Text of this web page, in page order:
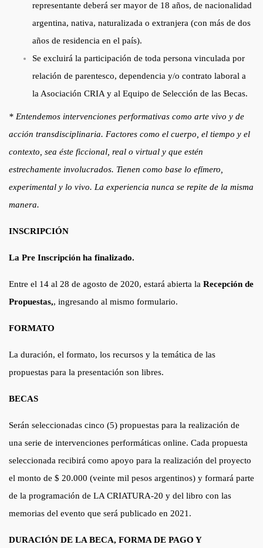
representante deberá ser mayor de 18 años, de nacionalidad
argentina, nativa, naturalizada o extranjera (con más de dos
años de residencia en el país).
Se excluirá la participación de toda persona vinculada por
relación de parentesco, dependencia y/o contrato laboral a
la Asociación CRIA y al Equipo de Selección de las Becas.
* Entendemos intervenciones performativas como arte vivo y de
acción transdisciplinaria. Factores como el cuerpo, el tiempo y el
contexto, sea éste ficcional, real o virtual y que estén
estrechamente involucrados. Tienen como base lo efímero,
experimental y lo vivo. La experiencia nunca se repite de la misma
manera.
INSCRIPCIÓN
La Pre Inscripción ha finalizado.
Entre el 14 al 28 de agosto de 2020, estará abierta la Recepción de
Propuestas,, ingresando al mismo formulario.
FORMATO
La duración, el formato, los recursos y la temática de las
propuestas para la presentación son libres.
BECAS
Serán seleccionadas cinco (5) propuestas para la realización de
una serie de intervenciones performáticas online. Cada propuesta
seleccionada recibirá como apoyo para la realización del proyecto
el monto de $ 20.000 (veinte mil pesos argentinos) y formará parte
de la programación de LA CRIATURA-20 y del libro con las
memorias del evento que será publicado en 2021.
DURACIÓN DE LA BECA, FORMA DE PAGO Y